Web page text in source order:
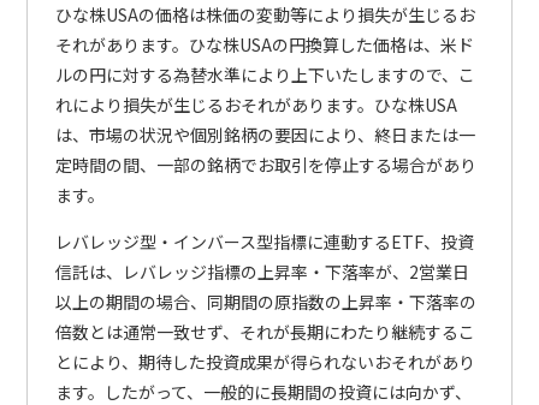
ひな株USAの価格は株価の変動等により損失が生じるお
それがあります。ひな株USAの円換算した価格は、米ド
ルの円に対する為替水準により上下いたしますので、こ
れにより損失が生じるおそれがあります。ひな株USA
は、市場の状況や個別銘柄の要因により、終日または一
定時間の間、一部の銘柄でお取引を停止する場合があり
ます。
レバレッジ型・インバース型指標に連動するETF、投資
信託は、レバレッジ指標の上昇率・下落率が、2営業日
以上の期間の場合、同期間の原指数の上昇率・下落率の
倍数とは通常一致せず、それが長期にわたり継続するこ
とにより、期待した投資成果が得られないおそれがあり
ます。したがって、一般的に長期間の投資には向かず、